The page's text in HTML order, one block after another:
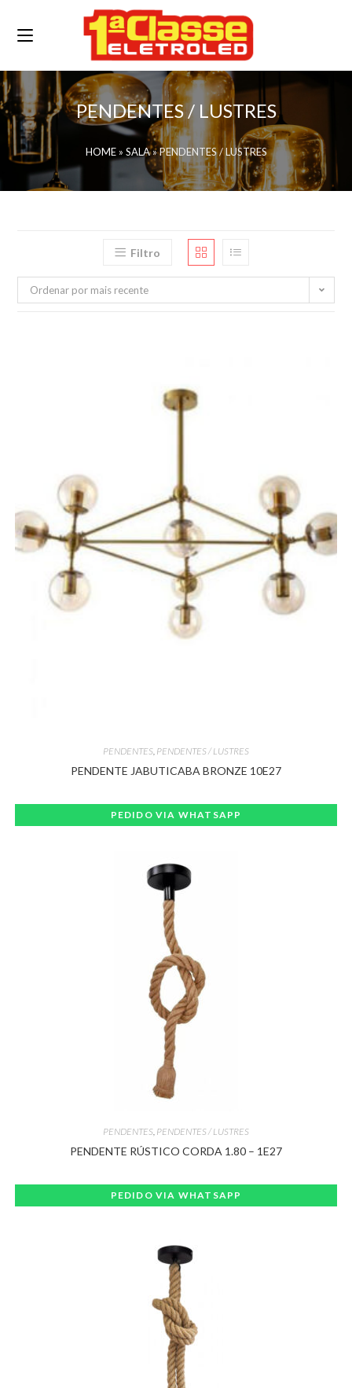
PENDENTES / LUSTRES
HOME» SALA»PENDENTES / LUSTRES
Filtro
Ordenar por mais recente
PENDENTES PENDENTES / LUSTRES
PENDENTE JABUTICABA BRONZE 10E27
PEDIDO VIA WHATSAPP
PENDENTES, PENDENTES / LUSTRES
PENDENTE RÚSTICO CORDA 1.80 – 1E27
PEDIDO VIA WHATSAPP